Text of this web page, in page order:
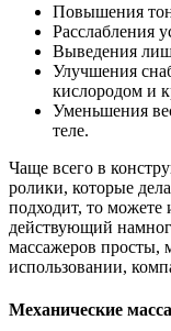
Повышения
Расслабления
Выведения
Улучшения
кислородом и
Уменьшения
теле.
Чаще всего в
ролики, которые
подходит, то можете
действующий
массажеров просты,
использовании,
Механические